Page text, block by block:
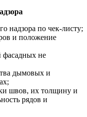
надзора по чек-листу;
и положение
фасадных не
дымовых и
швов, их толщину и
рядов и